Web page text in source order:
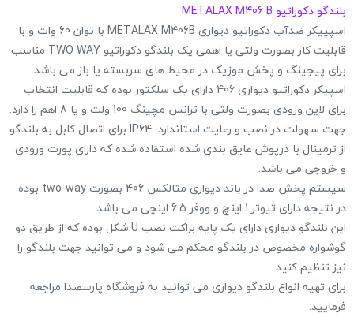
بلندگو دکوراتیو METALAX M406 B
اسپپیکر ضدآب دکوراتیو دیواری METALAX M406B با توان 60 وات و با
قابلیت کار بصورت ولتی یا اهمی یک بلندگو دکوراتیو TWO WAY مناسب
برای پیجینگ و پخش موزیک در محیط های سربسته یا باز می باشد.
اسپیکر دکوراتیو دیواری 406 دارای یک سلکتور بوده که قابلیت انتخاب
برای لاین ورودی بصورت ولتی با ترانس مچینگ 100 ولت و یا 8 اهم را دارد.
جهت سهولت در نصب و رعایت استاندارد IP64 برای اتصال کابل به بلندگو
از ترمینال با درپوش عایق بندی شده استفاده شده که دارای پورت ورودی
و خروجی می باشد.
سیستم پخش صدا در باند دیواری متالکس 406 بصورت two-way بوده
در نتیجه دارای تیوتر 1 اینچ و ووفر 6.5 اینچی می باشد.
این بلندگو دیواری دارای یک پایه براکت نصب U شکل بوده که از طریق دو
گوشواره مخصوص در بلندگو محکم می شود و می توانید جهت بلندگو را
نیز تنظیم کنید.
برای تهیه انواع بلندگو دیواری می توانید به فروشگاه پارسصدا مراجعه
فرمایید.